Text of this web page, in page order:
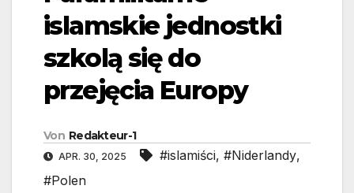
islamskie jednostki
szkolą się do
przejęcia Europy
Von Redakteur-1
APR. 30, 2025 #islamiści, #Niderlandy,
#Polen